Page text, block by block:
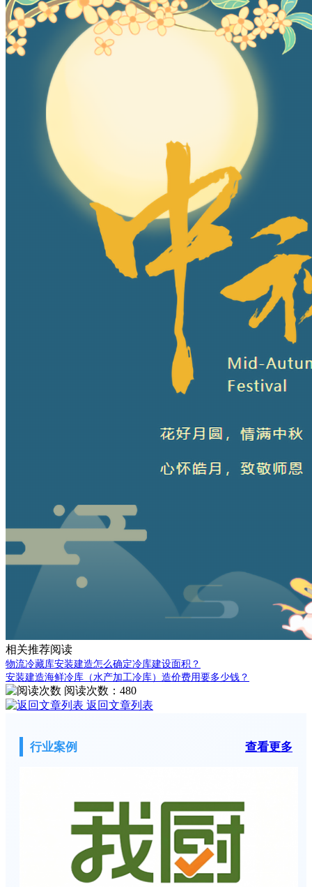
相关推荐阅读
物流冷藏库安装建造怎么确定冷库建设面积？
安装建造海鲜冷库（水产加工冷库）造价费用要多少钱？
阅读次数： 480
返回文章列表
行业案例 查看更多